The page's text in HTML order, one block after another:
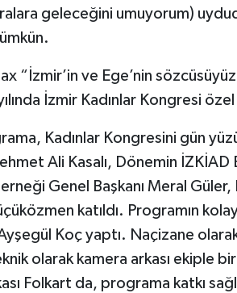
geleceğini umuyorum)
“İzmir’in ve Ege’nin
İzmir Kadınlar Kongresi
Kadınlar Kongresini gün
Ali Kasalı, Dönemin
Genel Başkanı Meral
katıldı. Programın
Koç yaptı. Naçizane
olarak kamera arkası ekiple
Folkart da, programa katkı